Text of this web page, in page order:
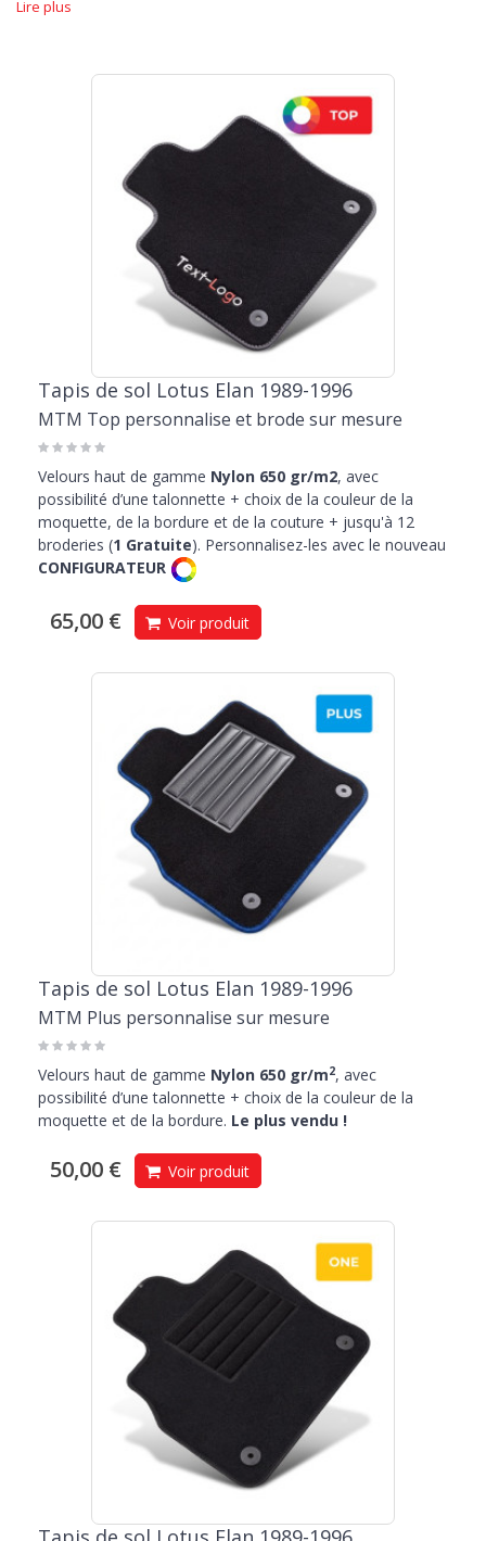
de donner un nouveau look sportif, pour un nouveau plaisir de
préserver l'esthétique et la capacité de charge de ta voiture, et
particulièrement adapté pour transporter tes amis quadripèdes,
pour une agréable promenade au parc ou en dehors de la ville.
Les tapis Lotus Elan représentent également le choix idéal pour ceux
qui ont besoin de personnaliser leur auto. Chaque produit peut être
personnalisé en fonction de tes besoins. Choisis la couleur qui
correspond le mieux à la couleur des intérieurs et des plastiques, ou
embellis le tapis de ta Elan avec une écriture de type racing, une
proposition dédiée aux passionnés du tuning qui veulent rendre
leur véhicule original et ne jamais passer inaperçu.
Le catalogue proposeprotections de coffre sur mesure
modèle. Une proposition très charmante et sur mesure aux
dimensions du plancher de la voiture, et qui peut devenir tienne à
un prix spécial grâce aux nombreuses promotions dédiées à la
vente en ligne et présents dans la vitrine. Découvrez les offres de
MTMShop et choisissez maintenant le bac et les tapis de sol pour
votre Elan.
Lire plus
Tapis de sol Lotus Elan 1989-1996
MTM Top personnalise et brode sur mesure
Velours haut de gamme Nylon 650 gr/m2, avec
possibilité d’une talonnette + choix de la couleur de la
moquette, de la bordure et de la couture + jusqu'à 12
broderies (1 Gratuite). Personnalisez-les avec le nouveau
CONFIGURATEUR
65,00 € Voir produit
Tapis de sol Lotus Elan 1989-1996
MTM Plus personnalise sur mesure
Velours haut de gamme Nylon 650 gr/m2, avec
possibilité d’une talonnette + choix de la couleur de la
moquette et de la bordure. Le plus vendu !
50,00 € Voir produit